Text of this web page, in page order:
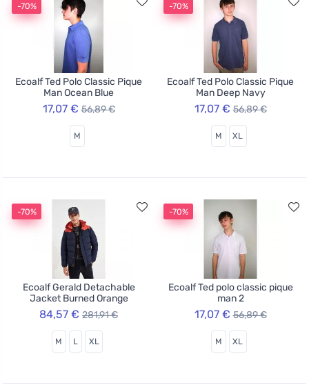
-70%
Ecoalf Ted Polo Classic Pique
Man Ocean Blue
17,07 € 56,89 €
M
-70%
Ecoalf Ted Polo Classic Pique
Man Deep Navy
17,07 € 56,89 €
M XL
-70%
Ecoalf Gerald Detachable
Jacket Burned Orange
84,57 € 281,91 €
M L XL
-70%
Ecoalf Ted polo classic pique
man 2
17,07 € 56,89 €
M XL